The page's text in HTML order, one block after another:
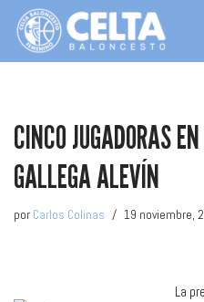
Saltar
CINCO JUGADORAS
GALLEGA ALEVÍN
por Carlos Colinas 19 noviembre,
La